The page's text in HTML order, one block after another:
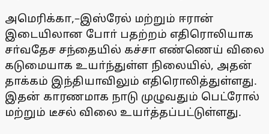
அமெரிக்கா,–இஸ்ரேல் மற்றும் ஈரான்
இடையிலான போா் பதற்றம் எதிரொலியாக
சா்வதேச சந்தையில் கச்சா எண்ணெய் விலை
கடுமையாக உயா்ந்துள்ள நிலையில், அதன்
தாக்கம் இந்தியாவிலும் எதிரொலித்துள்ளது.
இதன் காரணமாக நாடு முழுவதும் பெட்ரோல்
மற்றும் டீசல் விலை உயா்த்தப்பட்டுள்ளது.